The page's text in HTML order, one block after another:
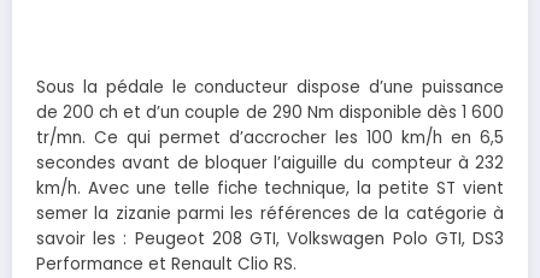
Sous la pédale le conducteur dispose d’une puissance
de 200 ch et d’un couple de 290 Nm disponible dès 1 600
tr/mn. Ce qui permet d’accrocher les 100 km/h en 6,5
secondes avant de bloquer l’aiguille du compteur à 232
km/h. Avec une telle fiche technique, la petite ST vient
semer la zizanie parmi les références de la catégorie à
savoir les : Peugeot 208 GTI, Volkswagen Polo GTI, DS3
Performance et Renault Clio RS.